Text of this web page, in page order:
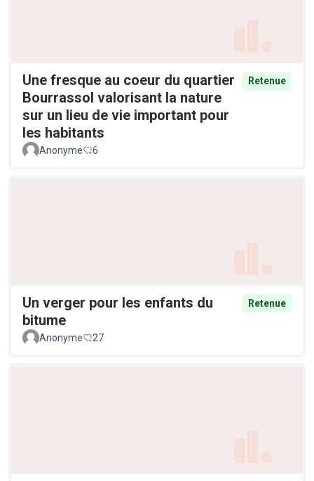
Une fresque au coeur du quartier
Bourrassol valorisant la nature
sur un lieu de vie important pour
les habitants
Retenue
Anonyme 6
Un verger pour les enfants du
bitume
Retenue
Anonyme 27